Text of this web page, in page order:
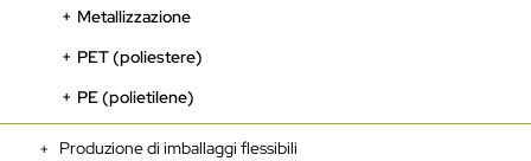
Metallizzazione
PET (poliestere)
PE (polietilene)
Produzione di imballaggi flessibili